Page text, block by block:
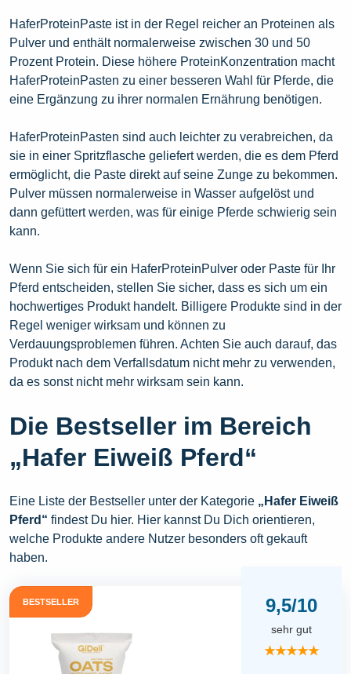
HaferProteinPaste ist in der Regel reicher an Proteinen als
Pulver und enthält normalerweise zwischen 30 und 50
Prozent Protein. Diese höhere ProteinKonzentration macht
HaferProteinPasten zu einer besseren Wahl für Pferde, die
eine Ergänzung zu ihrer normalen Ernährung benötigen.
HaferProteinPasten sind auch leichter zu verabreichen, da
sie in einer Spritzflasche geliefert werden, die es dem Pferd
ermöglicht, die Paste direkt auf seine Zunge zu bekommen.
Pulver müssen normalerweise in Wasser aufgelöst und
dann gefüttert werden, was für einige Pferde schwierig sein
kann.
Wenn Sie sich für ein HaferProteinPulver oder Paste für Ihr
Pferd entscheiden, stellen Sie sicher, dass es sich um ein
hochwertiges Produkt handelt. Billigere Produkte sind in der
Regel weniger wirksam und können zu
Verdauungsproblemen führen. Achten Sie auch darauf, das
Produkt nach dem Verfallsdatum nicht mehr zu verwenden,
da es sonst nicht mehr wirksam sein kann.
Die Bestseller im Bereich
„Hafer Eiweiß Pferd“
Eine Liste der Bestseller unter der Kategorie „Hafer Eiweiß
Pferd“ findest Du hier. Hier kannst Du Dich orientieren,
welche Produkte andere Nutzer besonders oft gekauft
haben.
BESTSELLER 9,5/10
sehr gut
★★★★★